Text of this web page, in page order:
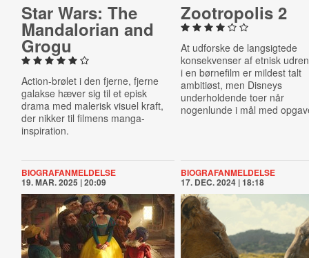
Star Wars: The
Man­dal­o­ri­an and
Grogu
Action-brølet i den fjerne, fjerne
galakse hæver sig til et episk
drama med malerisk visuel kraft,
der nikker til filmens manga-
inspiration.
Zoo­tro­po­lis 2
At udforske de langsigtede
konsekvenser af etnisk
i en børnefilm er mildest talt
ambitiøst, men Disneys
underholdende toer når
nogenlunde i mål med
BIOGRAFANMELDELSE
19. MAR. 2025 | 20:09
BIOGRAFANMELDELSE
17. DEC. 2024 | 18:18